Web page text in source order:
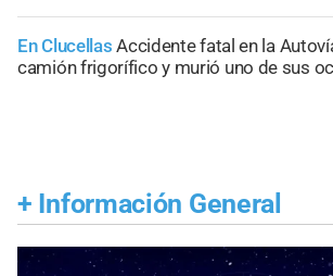
En Clucellas Accidente fatal en la
camión frigorífico y murió uno de sus
+ Información General